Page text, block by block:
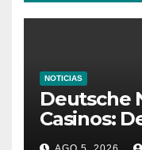
NOTICIAS
Deutsche
Casinos:
Ratgeber